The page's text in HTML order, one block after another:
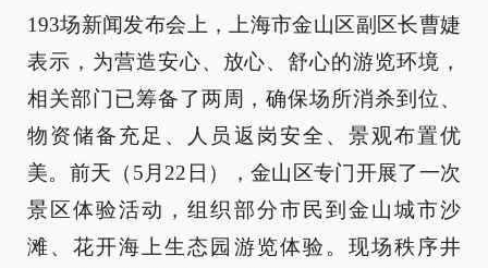
193场新闻发布会上，上海市金山区副区长曹婕
表示，为营造安心、放心、舒心的游览环境，
相关部门已筹备了两周，确保场所消杀到位、
物资储备充足、人员返岗安全、景观布置优
美。前天（5月22日），金山区专门开展了一次
景区体验活动，组织部分市民到金山城市沙
滩、花开海上生态园游览体验。现场秩序井